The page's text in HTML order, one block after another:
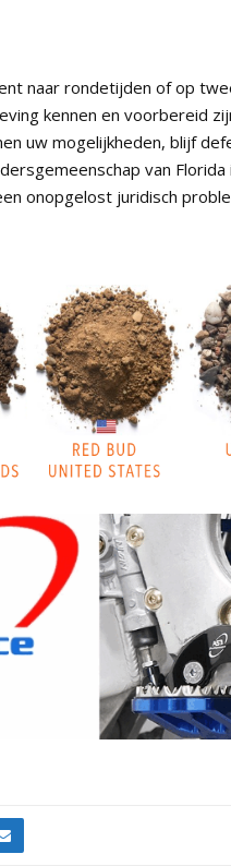
naar rondetijden of op
kennen en voorbereid
uw mogelijkheden, blijf
van
onopgelost juridisch